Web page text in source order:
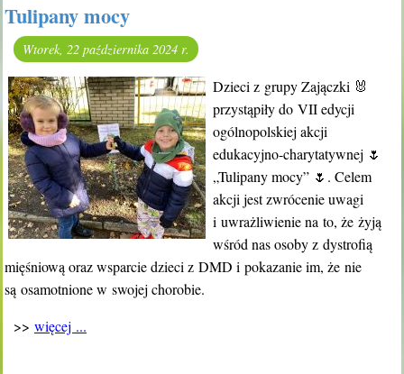
Tulipany mocy
Wtorek, 22 października 2024 r.
Dzieci z grupy Zajączki 🐰
przystąpiły do VII edycji
ogólnopolskiej akcji
edukacyjno-charytatywnej 🌷
„Tulipany mocy” 🌷. Celem
akcji jest zwrócenie uwagi
i uwrażliwienie na to, że żyją
wśród nas osoby z dystrofią
mięśniową oraz wsparcie dzieci z DMD i pokazanie im, że nie
są osamotnione w swojej chorobie.
>> więcej ...